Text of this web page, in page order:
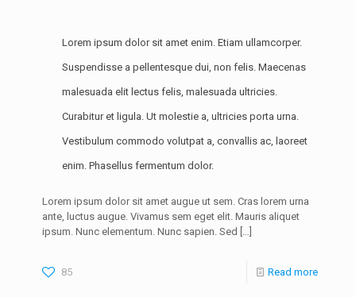
Lorem ipsum dolor sit amet enim. Etiam ullamcorper.
Suspendisse a pellentesque dui, non felis. Maecenas
malesuada elit lectus felis, malesuada ultricies.
Curabitur et ligula. Ut molestie a, ultricies porta urna.
Vestibulum commodo volutpat a, convallis ac, laoreet
enim. Phasellus fermentum dolor.
Lorem ipsum dolor sit amet augue ut sem. Cras lorem urna
ante, luctus augue. Vivamus sem eget elit. Mauris aliquet
ipsum. Nunc elementum. Nunc sapien. Sed
85 Read more